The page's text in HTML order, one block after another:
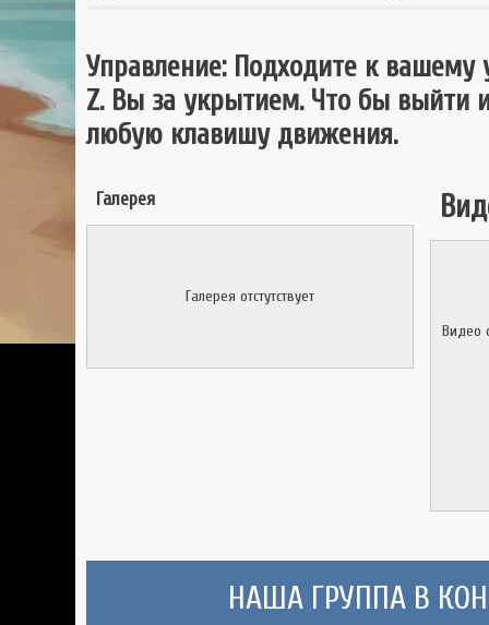
Управление: Подходите к
Z. Вы за укрытием. Что бы выйти
любую клавишу движения.
Галерея
Галерея отстутствует
Видео
НАША ГРУППА В